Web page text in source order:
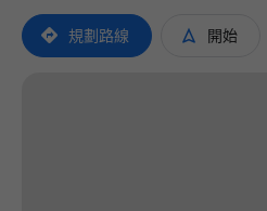
 規劃路線  開始